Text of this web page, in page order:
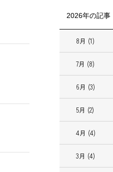
2026年の記事
8月 (1)
7月 (8)
6月 (3)
5月 (2)
4月 (4)
3月 (4)